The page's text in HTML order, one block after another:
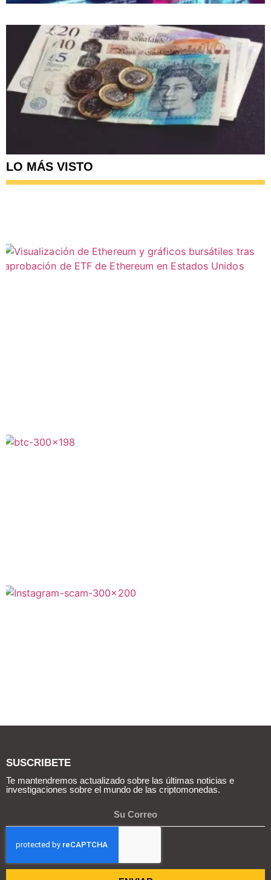
LO MÁS VISTO
SUSCRIBETE
Te mantendremos actualizado sobre las últimas noticias e
investigaciones sobre el mundo de las criptomonedas.